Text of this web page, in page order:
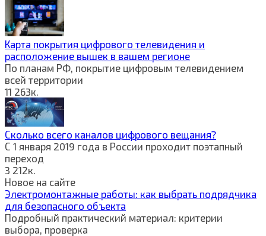
Карта покрытия цифрового телевидения и
расположение вышек в вашем регионе
По планам РФ, покрытие цифровым телевидением
всей территории
11 263к.
Сколько всего каналов цифрового вещания?
С 1 января 2019 года в России проходит поэтапный
переход
3 212к.
Новое на сайте
Электромонтажные работы: как выбрать подрядчика
для безопасного объекта
Подробный практический материал: критерии
выбора, проверка